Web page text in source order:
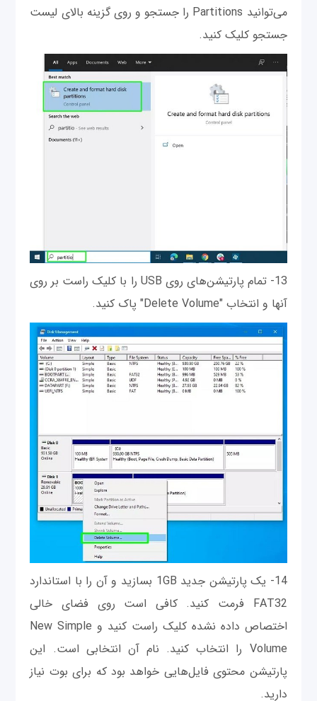
می‌توانید Partitions را جستجو و روی گزینه بالای لیست
جستجو کلیک کنید.
13- تمام پارتیشن‌های روی USB را با کلیک راست بر روی
آنها و انتخاب "Delete Volume" پاک کنید.
14- یک پارتیشن جدید 1GB بسازید و آن را با استاندارد
FAT32 فرمت کنید. کافی است روی فضای خالی
اختصاص داده نشده کلیک راست کنید و New Simple
Volume را انتخاب کنید. نام آن انتخابی است. این
پارتیشن محتوی فایل‌هایی خواهد بود که برای بوت نیاز
دارید.